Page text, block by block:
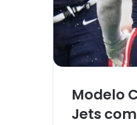
Modelo
Jets